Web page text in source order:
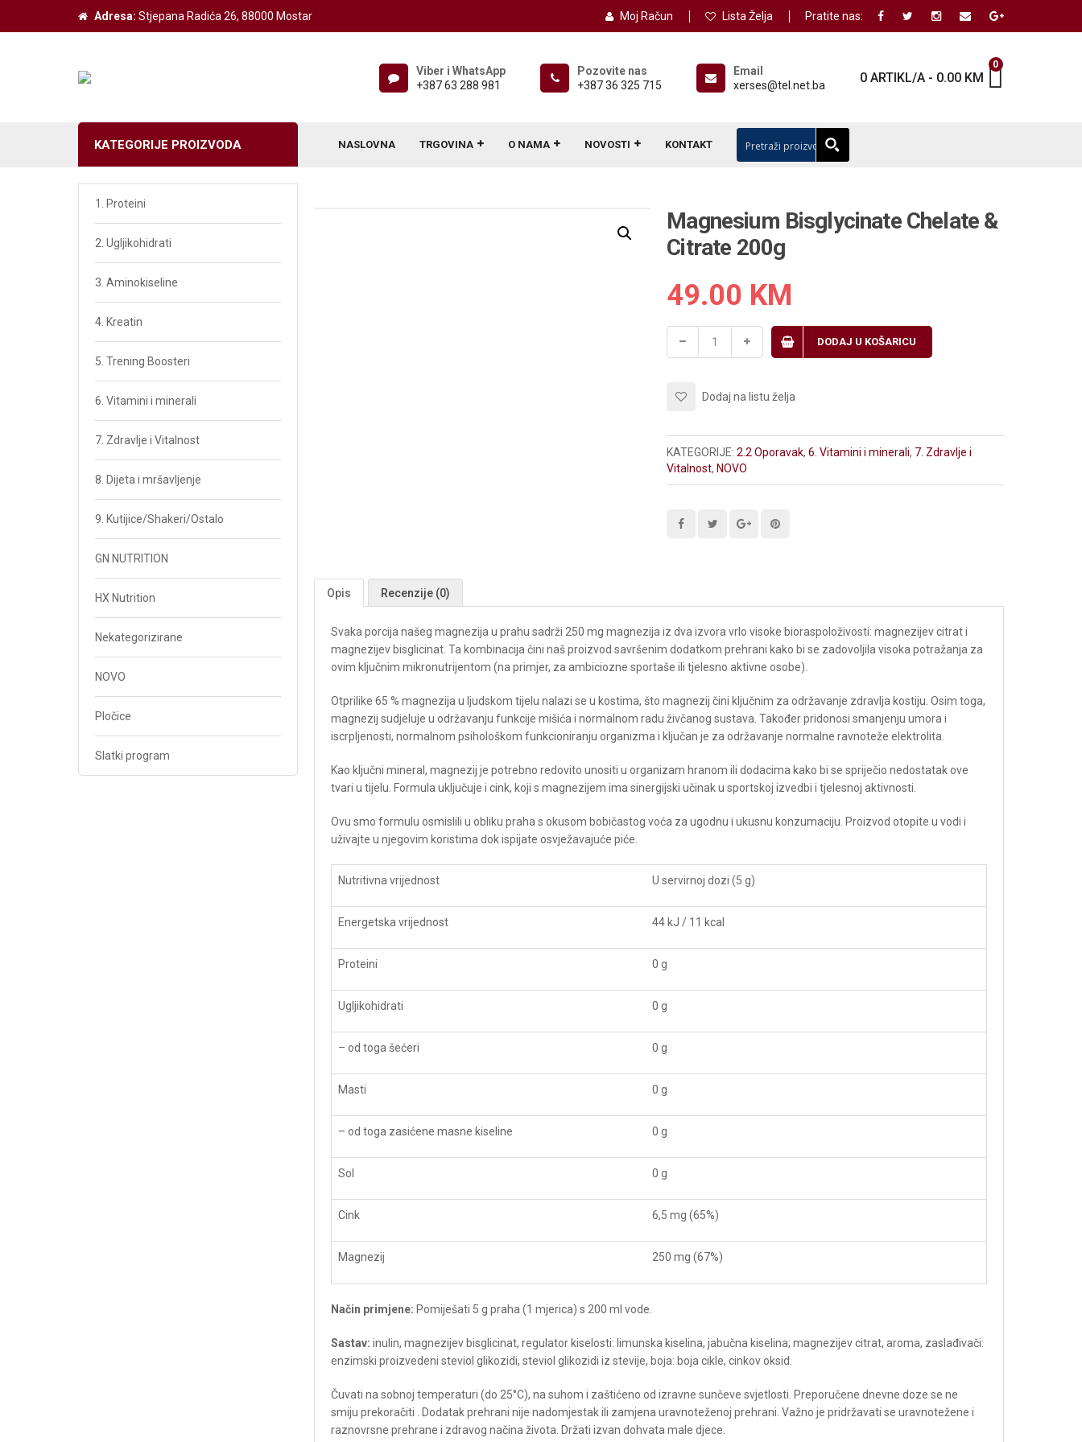
Adresa: Stjepana Radića 26, 88000 Mostar Moj Račun Lista Želja Pratite nas:
Viber i WhatsApp
+387 63 288 981
Pozovite nas
+387 36 325 715
Email
xerses@tel.net.ba
0 ARTIKL/A - 0.00 KM
0
KATEGORIJE PROIZVODA NASLOVNA TRGOVINA
Weider Izdvojeno
Z-Konzept Izdvojeno
O NAMA NOVOSTI KONTAKT
Magnesium Bisglycinate Chelate &
Citrate 200g
49.00 KM
DODAJ U KOŠARICU
Dodaj na listu želja
KATEGORIJE:2.2 Oporavak,6. Vitamini i minerali, 7. Zdravlje i
Vitalnost, NOVO
Opis Recenzije (0)
Svaka porcija našeg magnezija u prahu sadrži 250 mg magnezija iz dva izvora vrlo visoke bioraspoloživosti: magnezijev citrat i
magnezijev bisglicinat. Ta kombinacija čini naš proizvod savršenim dodatkom prehrani kako bi se zadovoljila visoka potražanja za
ovim ključnim mikronutrijentom (na primjer, za ambiciozne sportaše ili tjelesno aktivne osobe).
Otprilike 65 % magnezija u ljudskom tijelu nalazi se u kostima, što magnezij čini ključnim za održavanje zdravlja kostiju. Osim toga,
magnezij sudjeluje u održavanju funkcije mišića i normalnom radu živčanog sustava. Također pridonosi smanjenju umora i
iscrpljenosti, normalnom psihološkom funkcioniranju organizma i ključan je za održavanje normalne ravnoteže elektrolita.
Kao ključni mineral, magnezij je potrebno redovito unositi u organizam hranom ili dodacima kako bi se spriječio nedostatak ove
tvari u tijelu. Formula uključuje i cink, koji s magnezijem ima sinergijski učinak u sportskoj izvedbi i tjelesnoj aktivnosti.
Ovu smo formulu osmislili u obliku praha s okusom bobičastog voća za ugodnu i ukusnu konzumaciju. Proizvod otopite u vodi i
uživajte u njegovim koristima dok ispijate osvježavajuće piće.
Nutritivna vrijednost U servirnoj dozi (5 g)
Energetska vrijednost 44 kJ / 11 kcal
Proteini 0 g
Ugljikohidrati 0 g
– od toga šećeri 0 g
Masti 0 g
– od toga zasićene masne kiseline 0 g
Sol 0 g
Cink 6,5 mg (65%)
Magnezij 250 mg (67%)
Način primjene: Pomiješati 5 g praha (1 mjerica) s 200 ml vode.
Sastav: inulin, magnezijev bisglicinat, regulator kiselosti: limunska kiselina, jabučna kiselina; magnezijev citrat, aroma, zaslađivači:
enzimski proizvedeni steviol glikozidi, steviol glikozidi iz stevije, boja: boja cikle, cinkov oksid.
Čuvati na sobnoj temperaturi (do 25°C), na suhom i zaštićeno od izravne sunčeve svjetlosti. Preporučene dnevne doze se ne
smiju prekoračiti . Dodatak prehrani nije nadomjestak ili zamjena uravnoteženoj prehrani. Važno je pridržavati se uravnotežene i
raznovrsne prehrane i zdravog načina života. Držati izvan dohvata male djece.
1. Proteini
2. Ugljikohidrati
3. Aminokiseline
4. Kreatin
5. Trening Boosteri
6. Vitamini i minerali
7. Zdravlje i Vitalnost
8. Dijeta i mršavljenje
9. Kutijice/Shakeri/Ostalo
GN NUTRITION
HX Nutrition
Nekategorizirane
NOVO
Pločice
Slatki program
+387 (0) 36 325 715
xerses@tel.net.ba
RADNI DANI/SATI:
Pon - Pet / 9:00h - 18:00h
Joe Weider Victory Endurance
Z-Konzept